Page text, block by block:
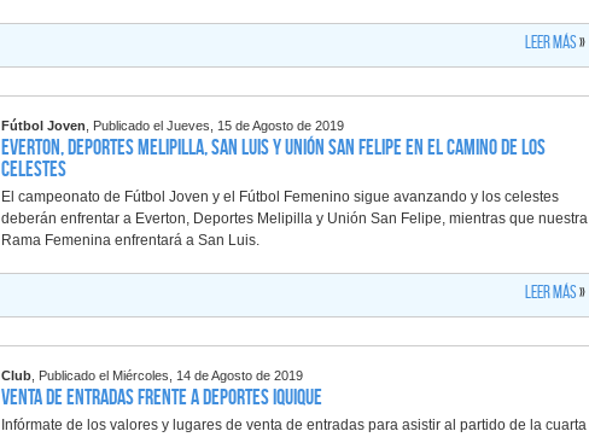
Leer más»
Fútbol Joven , Publicado el Jueves, 15 de Agosto de 2019
Everton, Deportes Melipilla, San Luis y Unión San Felipe en el camino de los
celestes
El campeonato de Fútbol Joven y el Fútbol Femenino sigue avanzando y los celestes
deberán enfrentar a Everton, Deportes Melipilla y Unión San Felipe, mientras que nuestra
Rama Femenina enfrentará a San Luis.
Leer más»
Club , Publicado el Miércoles, 14 de Agosto de 2019
Venta de entradas frente a Deportes Iquique
Infórmate de los valores y lugares de venta de entradas para asistir al partido de la cuarta